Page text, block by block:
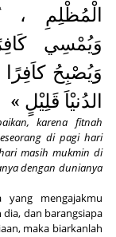
الْمُظْلِمِ ،
وَيُمْسِي
وَيُصْبِحُ
الدُنيْاَ قَلِيْلٍ »
karena fitnah
di pagi hari
masih mukmin di
dengan dunianya
yang mengajakmu
dan barangsiapa
maka biarkanlah